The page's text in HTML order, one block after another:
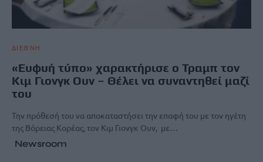
ΔΙΕΘΝΗ
«Ευφυή τύπο» χαρακτήρισε ο Τραμπ τον
Κιμ Γιονγκ Ουν – Θέλει να συναντηθεί μαζί
του
Την πρόθεσή του να αποκαταστήσει την επαφή του με τον ηγέτη
της Βόρειας Κορέας, τον Κιμ Γιονγκ Ουν, με…
Newsroom